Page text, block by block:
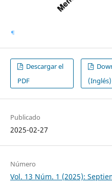
Descargar el
PDF
(Inglés)
Publicado
2025-02-27
Número
Vol. 13 Núm. 1 (2025):